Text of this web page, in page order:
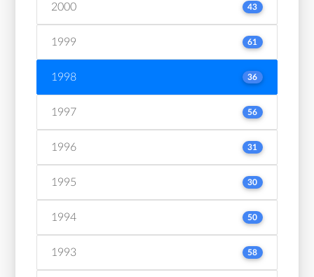
2000 43
1999 61
1998 36
1997 56
1996 31
1995 30
1994 50
1993 58